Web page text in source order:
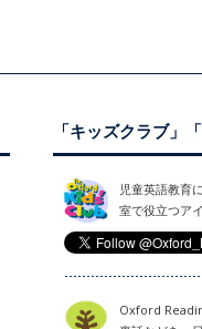
「キッズクラブ
児童英語教育
室で役立つア
Oxford